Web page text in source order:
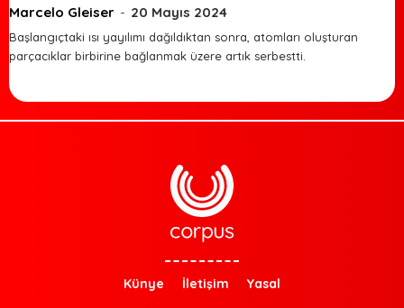
Marcelo Gleiser - 20 Mayıs 2024
Başlangıçtaki ısı yayılımı dağıldıktan sonra, atomları oluşturan
parçacıklar birbirine bağlanmak üzere artık serbestti.
Künye İletişim Yasal